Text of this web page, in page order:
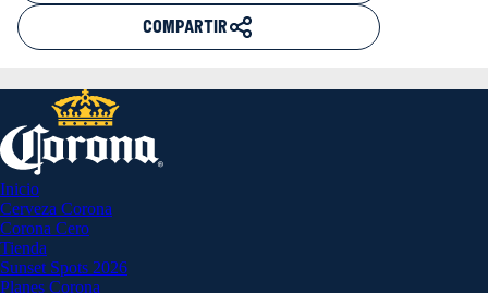
COMPARTIR
Inicio
Cerveza Corona
Corona Cero
Tienda
Sunset Spots 2026
Planes Corona